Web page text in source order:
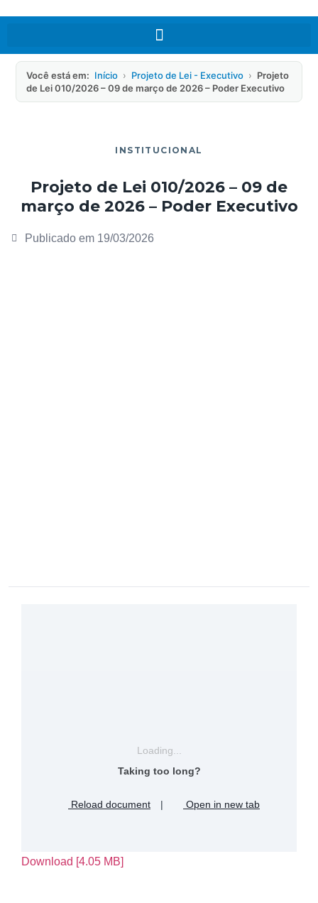
Você está em: Início › Projeto de Lei - Executivo › Projeto
de Lei 010/2026 – 09 de março de 2026 – Poder Executivo
INSTITUCIONAL
Projeto de Lei 010/2026 – 09 de
março de 2026 – Poder Executivo
Publicado em 19/03/2026
Loading...
Taking too long?
Reload document | Open in new tab
Download [4.05 MB]